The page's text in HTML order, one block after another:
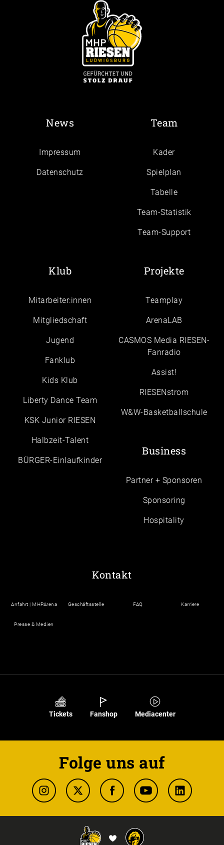
News
Impressum
Daten­schutz
Team
Kader
Spielplan
Tabelle
Team-Statistik
Team-Support
Klub
Mitarbeiter:innen
Mitgliedschaft
Jugend
Fanklub
Kids Klub
Liberty Dance Team
KSK Junior RIESEN
Halbzeit-Talent
BÜRGER-Einlaufkinder
Projekte
Teamplay
ArenaLAB
CASMOS Media RIESEN-
Fanradio
Assist!
RIESENstrom
W&W-Basketballschule
Business
Partner + Sponsoren
Sponsoring
Hospitality
Kontakt
Anfahrt | MHPArena Geschäftsstelle FAQ Karriere
Presse & Medien
Tickets Fanshop Mediacenter
Folge uns auf